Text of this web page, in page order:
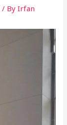
/ ByIrfan